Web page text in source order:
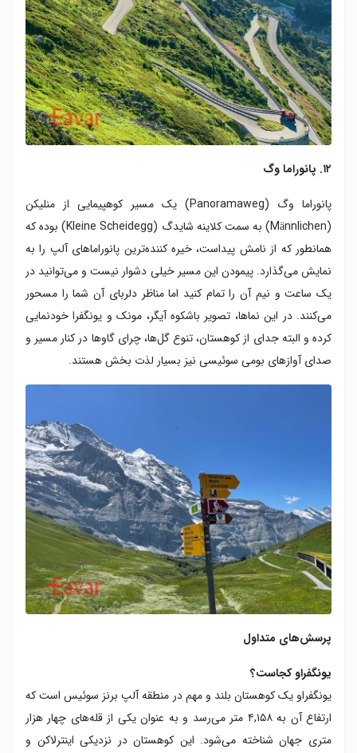
۱۲. پانوراما وگ
پانوراما وگ (Panoramaweg) یک مسیر کوهپیمایی از منلیکن
(Männlichen) به سمت کلاینه شایدگ (Kleine Scheidegg) بوده که
همانطور که از نامش پیداست، خیره کننده‌ترین پانوراماهای آلپ را به
نمایش می‌گذارد. پیمودن این مسیر خیلی دشوار نیست و می‌توانید در
یک ساعت و نیم آن را تمام کنید اما مناظر دلربای آن شما را مسحور
می‌کنند. در این نماها، تصویر باشکوه آیگر، مونک و یونگفرا خودنمایی
کرده و البته جدای از کوهستان، تنوع گل‌ها، چرای گاوها در کنار مسیر و
صدای آوازهای بومی سوئیسی نیز بسیار لذت بخش هستند.
پرسش‌های متداول
یونگفراو کجاست؟
یونگفراو یک کوهستان بلند و مهم در منطقه آلپ برنز سوئیس است که
ارتفاع آن به ۴,۱۵۸ متر می‌رسد و به عنوان یکی از قله‌های چهار هزار
متری جهان شناخته می‌شود. این کوهستان در نزدیکی اینترلاکن و